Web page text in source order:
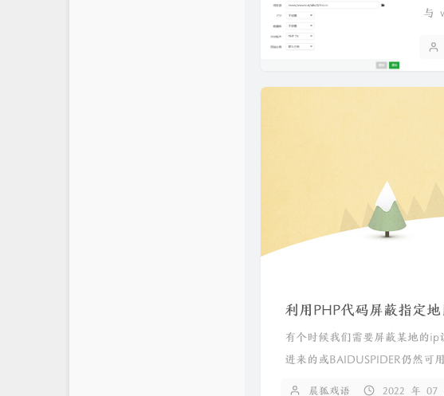
与
利用PHP代码屏蔽指定
有个时候我们需要屏蔽某地的
进来的或BAIDUSPIDER仍然可
晨狐戏语 2022 年 07